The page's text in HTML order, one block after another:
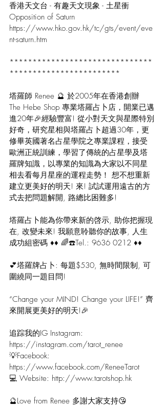
香港天文台 - 有趣天文現象 - 土星衝
Opposition of Saturn
https://www.hko.gov.hk/tc/gts/event/eve
nt-saturn.htm
*******************************
************************
塔羅師 Renee 🔮 於2005年在香港創辦
The Hebe Shop 專業塔羅占卜店，開業已邁
進20年🎉經驗豐富! 從小對天文與星際特別
好奇，研究星相與塔羅占卜超過30年，更
修畢英國著名占星學院之專業課程，接受
歐洲正統訓練，學習了傳統的占星學及塔
羅牌知識，以專業的知識為大家以不同星
相去看每月星座的運程走勢！ 想不想重新
建立更美好的明天! 來! 試試運用遠古的方
式去把問題解開, 路總比困難多!
塔羅占卜能為你帶來新的啓示, 助你把握現
在, 改變未來! 我願意聆聽你的故事, 人生
成功組密碼 ♦♦ 🌈☎️Tel.: 9636 0212 ♦♦
💕塔羅牌占卜: 每題$530, 無時間限制, 可
圍繞同一題目問!
“Change your MIND! Change your LIFE!” 齊
來開展更美好的明天!🎉
追踪我的IG Instagram:
https://instagram.com/tarot_renee
💡Facebook:
https://www.facebook.com/ReneeTarot
💻 Website: http://www.tarotshop.hk
🔮Love from Renee 多謝大家支持😘